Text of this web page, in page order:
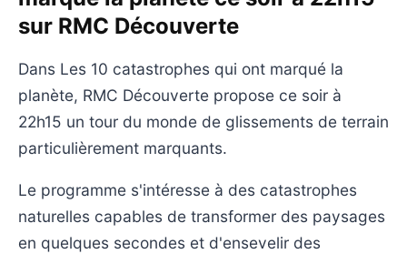
sur RMC Découverte
Dans Les 10 catastrophes qui ont marqué la
planète, RMC Découverte propose ce soir à
22h15 un tour du monde de glissements de terrain
particulièrement marquants.
Le programme s'intéresse à des catastrophes
naturelles capables de transformer des paysages
en quelques secondes et d'ensevelir des